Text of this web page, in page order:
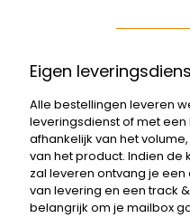
Eigen
Alle bestellingen leveren
leveringsdienst of met een
afhankelijk van het
van het product. Indien de
zal leveren ontvang je
van levering en een track
belangrijk om je mailbox